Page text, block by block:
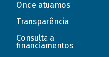
Onde atuamos
Transparência
Consulta a
financiamentos